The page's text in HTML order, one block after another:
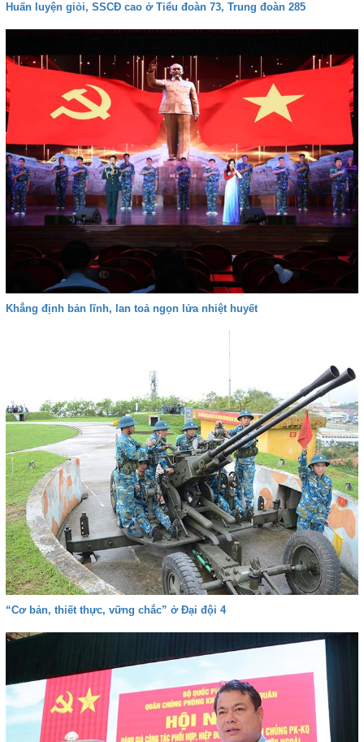
Huấn luyện giỏi, SSCĐ cao ở Tiểu đoàn 73, Trung đoàn 285
Khẳng định bản lĩnh, lan toả ngọn lửa nhiệt huyết
“Cơ bản, thiết thực, vững chắc” ở Đại đội 4